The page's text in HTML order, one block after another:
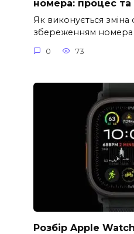
номера: процес та
Як виконується зміна
збереженням номера
0 73
Розбір Apple